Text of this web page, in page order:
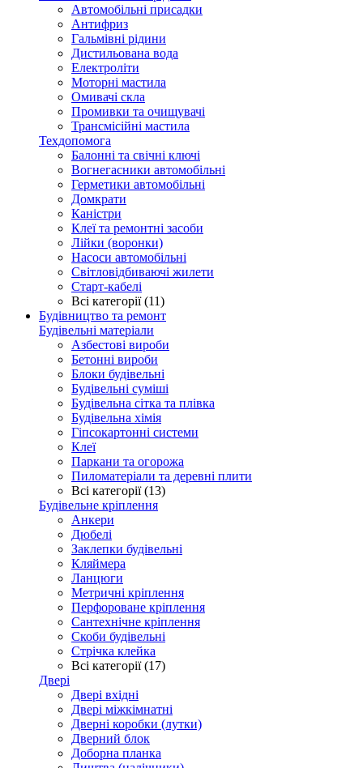
Автомобільні присадки
Антифриз
Гальмівні рідини
Дистильована вода
Електроліти
Моторні мастила
Омивачі скла
Промивки та очищувачі
Трансмісійні мастила
Техдопомога
Балонні та свічні ключі
Вогнегасники автомобільні
Герметики автомобільні
Домкрати
Каністри
Клеї та ремонтні засоби
Лійки (воронки)
Насоси автомобільні
Світловідбиваючі жилети
Старт-кабелі
Всі категорії (11)
Будівництво та ремонт
Будівельні матеріали
Азбестові вироби
Бетонні вироби
Блоки будівельні
Будівельні суміші
Будівельна сітка та плівка
Будівельна хімія
Гіпсокартонні системи
Клеї
Паркани та огорожа
Пиломатеріали та деревні плити
Всі категорії (13)
Будівельне кріплення
Анкери
Дюбелі
Заклепки будівельні
Кляймера
Ланцюги
Метричні кріплення
Перфороване кріплення
Сантехнічне кріплення
Скоби будівельні
Стрічка клейка
Всі категорії (17)
Двері
Двері вхідні
Двері міжкімнатні
Дверні коробки (лутки)
Дверний блок
Доборна планка